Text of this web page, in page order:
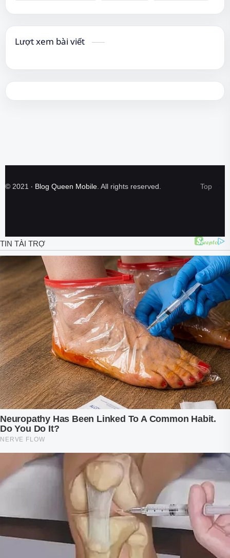
Lượt xem bài viết
© 2021 ‧ Blog Queen Mobile. All rights reserved.